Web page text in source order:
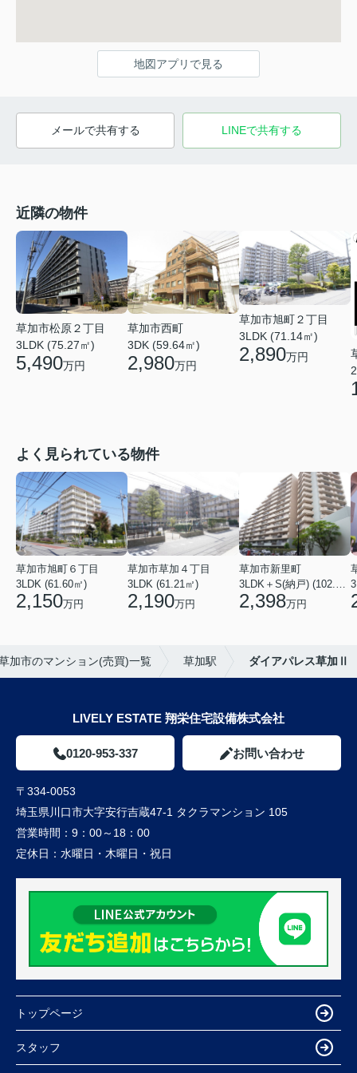
地図アプリで見る
メールで共有する LINEで共有する
近隣の物件
草加市松原２丁目
3LDK (75.27㎡)
5,490万円
草加市西町
3DK (59.64㎡)
2,980万円
草加市旭町２丁目
3LDK (71.14㎡)
2,890万円
よく見られている物件
草加市旭町６丁目
3LDK (61.60㎡)
2,150万円
草加市草加４丁目
3LDK (61.21㎡)
2,190万円
草加市新里町
2,398万円
加市のマンション(売買)一覧 草加駅 ダイアパレス草加Ⅱ
LIVELY ESTATE 翔栄住宅設備株式会社
0120-953-337 お問い合わせ
〒334-0053
埼玉県川口市大字安行吉蔵47-1 タクラマンション 105
営業時間： 9：00～18：00
定休日： 水曜日・木曜日・祝日
トップページ
スタッフ